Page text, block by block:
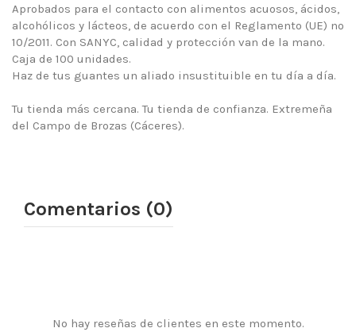
Aprobados para el contacto con alimentos acuosos, ácidos,
alcohólicos y lácteos, de acuerdo con el Reglamento (UE) nº
10/2011. Con SANYC, calidad y protección van de la mano.
Caja de 100 unidades.
Haz de tus guantes un aliado insustituible en tu día a día.
Tu tienda más cercana. Tu tienda de confianza. Extremeña
del Campo de Brozas (Cáceres).
Comentarios (0)
No hay reseñas de clientes en este momento.